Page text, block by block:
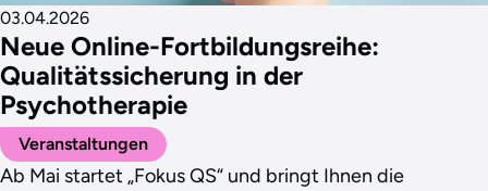
Neue Online-Fortbildungsreihe:
Qualitätssicherung in der
Psychotherapie
03.04.2026
Veranstaltungen
Ab Mai startet „Fokus QS“ und bringt Ihnen die